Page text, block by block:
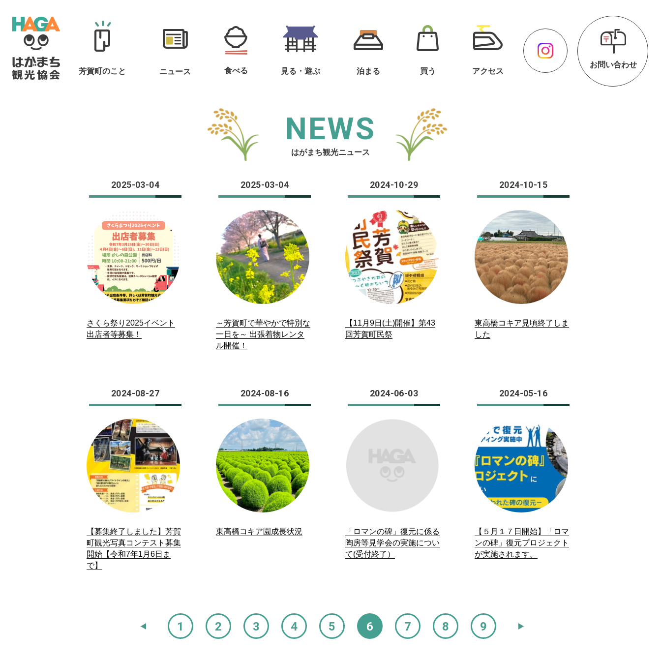
芳賀町のこと ニュース 食べる 見る・遊ぶ 泊まる 買う アクセス
お問い合わせ
NEWS
はがまち観光ニュース
2025-03-04
さくら祭り2025イベント
出店者等募集！
2025-03-04
～芳賀町で華やかで特別な
一日を～ 出張着物レンタ
ル開催！
2024-10-29
【11月9日(土)開催】第43
回芳賀町民祭
2024-10-15
東高橋コキア見頃終了しま
した
2024-08-27
【募集終了しました】芳賀
町観光写真コンテスト募集
開始【令和7年1月6日ま
で】
2024-08-16
東高橋コキア園成長状況
2024-06-03
「ロマンの碑」復元に係る
陶房等見学会の実施につい
て(受付終了）
2024-05-16
【５月１７日開始】「ロマ
ンの碑」復元プロジェクト
が実施されます。
1 2 3 4 5 6 7 8 9